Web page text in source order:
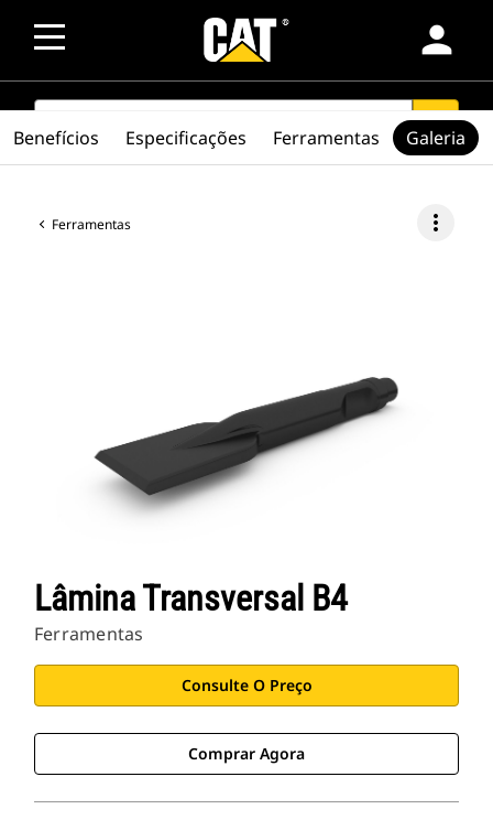
person
SEARCH search
Ferramentas more_vert
Lâmina Transversal B4
Ferramentas
Consulte O Preço
Comprar Agora
Benefícios Especificações Ferramentas Galeria